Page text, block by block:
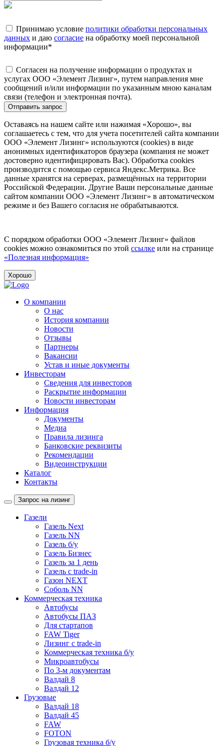
Принимаю условие политики обработки персональных
данных и даю согласие на обработку моей персональной
информации*
Согласен на получение информации о продуктах и
услугах ООО «Элемент Лизинг», путем направления мне
сообщений и/или информации по указанным мною каналам
связи (телефон и электронная почта).
Отправить запрос
Оставаясь на нашем сайте или нажимая «Хорошо», вы
соглашаетесь с тем, что для учета посетителей сайта компании
ООО «Элемент Лизинг» используются (cookies) в виде
анонимных идентификаторов браузера (компания не может
достоверно идентифицировать Вас). Обработка cookies
производится с помощью сервиса Яндекс.Метрика. Все
данные хранятся на серверах, размещённых на территории
Российской Федерации. Другие Ваши персональные данные
сайтом компании ООО «Элемент Лизинг» в автоматическом
режиме и без Вашего согласия не обрабатываются.
С порядком обработки ООО «Элемент Лизинг» файлов
cookies можно ознакомиться по этой ссылке или на странице
«Полезная информация»
Хорошо
О компании
О нас
История компании
Новости
Отзывы
Партнеры
Вакансии
Устав и иные документы
Инвесторам
Сведения для инвесторов
Раскрытие информации
Новости инвесторам
Информация
Документы
Медиа
Правила лизинга
Банковские реквизиты
Рекомендации
Видеоинструкции
Каталог
Контакты
Запрос на лизинг
Газели
Газель Next
Газель NN
Газель б/у
Газель Бизнес
Газель за 1 день
Газель с trade-in
Газон NEXT
Соболь NN
Коммерческая техника
Автобусы
Автобусы ПАЗ
Для стартапов
FAW Tiger
Лизинг с trade-in
Коммерческая техника б/у
Микроавтобусы
По 3-м документам
Валдай 8
Валдай 12
Грузовые
Валдай 18
Валдай 45
FAW
FOTON
Грузовая техника б/у